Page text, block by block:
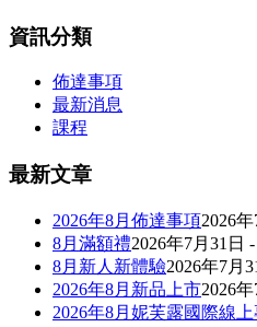
資訊分類
佈達事項
最新消息
課程
最新文章
2026年8月佈達事項2026
8月滿額禮2026年7月31日
8月新人新體驗2026年7月
2026年8月新品上市2026
2026年8月妮芙露國際線